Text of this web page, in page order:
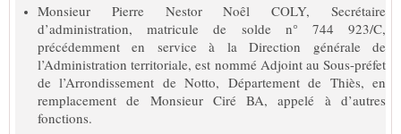
Monsieur Pierre Nestor Noêl COLY, Secrétaire
d’administration, matricule de solde n° 744 923/C,
précédemment en service à la Direction générale de
l’Administration territoriale, est nommé Adjoint au Sous-préfet
de l’Arrondissement de Notto, Département de Thiès, en
remplacement de Monsieur Ciré BA, appelé à d’autres
fonctions.